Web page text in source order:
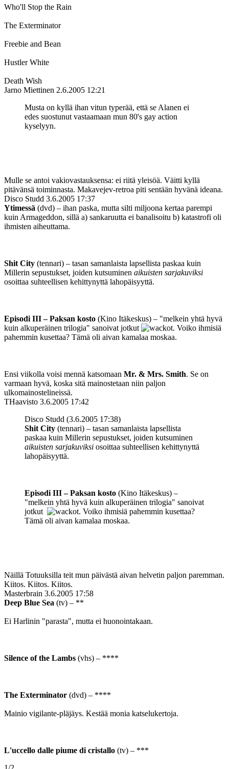
Who'll Stop the Rain
The Exterminator
Freebie and Bean
Hustler White
Death Wish
Jarno Miettinen 2.6.2005 12:21
Musta on kyllä ihan vitun typerää, että se Alanen ei
edes suostunut vastaamaan mun 80's gay action
kyselyyn.
Mulle se antoi vakiovastauksensa: ei riitä yleisöä. Väitti kyllä
pitävänsä toiminnasta. Makavejev-retroa piti sentään hyvänä ideana.
Disco Studd 3.6.2005 17:37
Ytimessä (dvd) – ihan paska, mutta silti miljoona kertaa parempi
kuin Armageddon, sillä a) sankaruutta ei banalisoitu b) katastrofi oli
ihmisten aiheuttama.
Shit City (tennari) – tasan samanlaista lapsellista paskaa kuin
Millerin sepustukset, joiden kutsuminen aikuisten sarjakuviksi
osoittaa suhteellisen kehittynyttä lahopäisyyttä.
Episodi III – Paksan kosto (Kino Itäkeskus) – "melkein yhtä hyvä
kuin alkuperäinen trilogia" sanoivat jotkut
t. Voiko ihmisiä
pahemmin kusettaa? Tämä oli aivan kamalaa moskaa.
Ensi viikolla voisi mennä katsomaan Mr. & Mrs. Smith. Se on
varmaan hyvä, koska sitä mainostetaan niin paljon
ulkomainostelineissä.
THaavisto 3.6.2005 17:42
Disco Studd (3.6.2005 17:38)
Shit City (tennari) – tasan samanlaista lapsellista
paskaa kuin Millerin sepustukset, joiden kutsuminen
aikuisten sarjakuviksi osoittaa suhteellisen kehittynyttä
lahopäisyyttä.
Episodi III – Paksan kosto (Kino Itäkeskus) –
"melkein yhtä hyvä kuin alkuperäinen trilogia" sanoivat
jotkut
t. Voiko ihmisiä pahemmin kusettaa?
Tämä oli aivan kamalaa moskaa.
Näillä Totuuksilla teit mun päivästä aivan helvetin paljon paremman.
Kiitos. Kiitos. Kiitos.
Masterbrain 3.6.2005 17:58
Deep Blue Sea (tv) – **
Ei Harlinin "parasta", mutta ei huonointakaan.
Silence of the Lambs (vhs) – ****
The Exterminator (dvd) – ****
Mainio vigilante-pläjäys. Kestää monia katselukertoja.
L'uccello dalle piume di cristallo (tv) – ***